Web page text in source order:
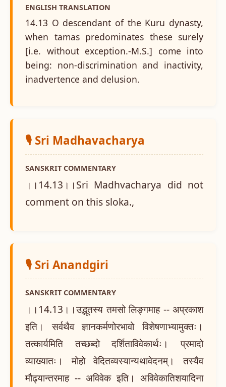
ENGLISH TRANSLATION
14.13 O descendant of the Kuru dynasty,
when tamas predominates these surely
[i.e. without exception.-M.S.] come into
being: non-discrimination and inactivity,
inadvertence and delusion.
🎙️ Sri Madhavacharya
SANSKRIT COMMENTARY
।।14.13।।Sri Madhvacharya did not
comment on this sloka.,
🎙️ Sri Anandgiri
SANSKRIT COMMENTARY
।।14.13।।उद्भूतस्य तमसो लिङ्गमाह -- अप्रकाश
इति। सर्वथैव ज्ञानकर्मणोरभावो विशेषणाभ्यामुक्तः।
तत्कार्यमिति तच्छब्दो दर्शिताविवेकार्थः। प्रमादो
व्याख्यातः। मोहो वेदितव्यस्यान्यथावेदनम्। तस्यैव
मौढ्यान्तरमाह -- अविवेक इति। अविवेकातिशयादिना